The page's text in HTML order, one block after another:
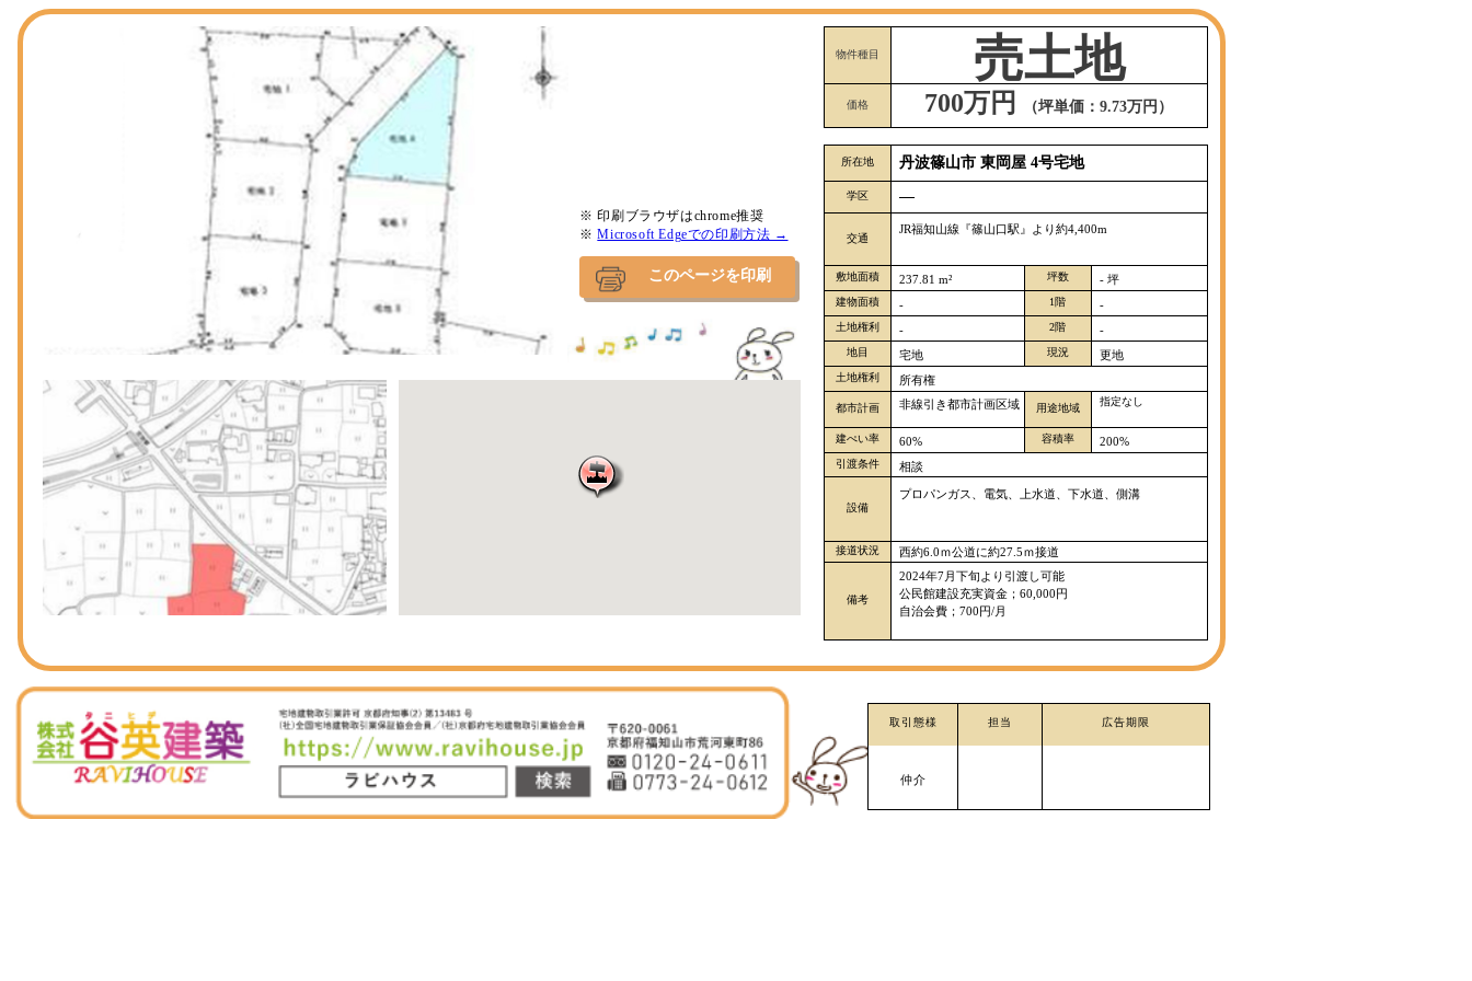
※ 印刷ブラウザはchrome推奨
※Microsoft Edgeでの印刷方法 →
このページを印刷
物件種目 売土地
価格 700万円 （坪単価：9.73万円）
所在地 丹波篠山市 東岡屋 4号宅地
学区 ―
交通
JR福知山線『篠山口駅』より約4,400m
敷地面積 237.81 m² 坪数 - 坪
建物面積 - 1階 -
土地権利 - 2階 -
地目 宅地 現況 更地
土地権利 所有権
都市計画 非線引き都市計画区域 用途地域
指定なし
建ぺい率 60% 容積率 200%
引渡条件 相談
設備
プロパンガス、電気、上水道、下水道、側溝
接道状況 西約6.0ｍ公道に約27.5ｍ接道
備考
2024年7月下旬より引渡し可能
公民館建設充実資金；60,000円
自治会費；700円/月
取引態様 担当 広告期限
仲介